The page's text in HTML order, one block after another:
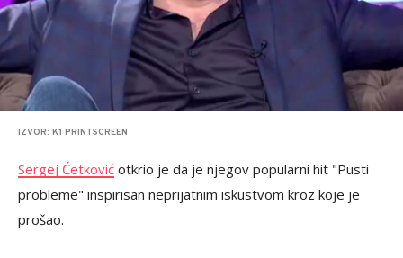
IZVOR: K1 PRINTSCREEN
Sergej Ćetković otkrio je da je njegov popularni hit "Pusti
probleme" inspirisan neprijatnim iskustvom kroz koje je
prošao.